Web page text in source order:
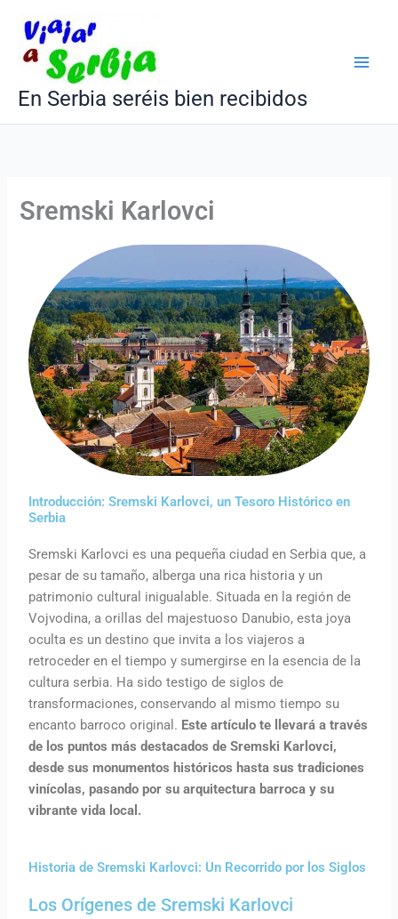
contenido
En Serbia seréis bien recibidos
Sremski Karlovci
Introducción: Sremski Karlovci, un Tesoro Histórico en
Serbia
Sremski Karlovci es una pequeña ciudad en Serbia que, a
pesar de su tamaño, alberga una rica historia y un
patrimonio cultural inigualable. Situada en la región de
Vojvodina, a orillas del majestuoso Danubio, esta joya
oculta es un destino que invita a los viajeros a
retroceder en el tiempo y sumergirse en la esencia de la
cultura serbia. Ha sido testigo de siglos de
transformaciones, conservando al mismo tiempo su
encanto barroco original. Este artículo te llevará a través
de los puntos más destacados de Sremski Karlovci,
desde sus monumentos históricos hasta sus tradiciones
vinícolas, pasando por su arquitectura barroca y su
vibrante vida local.
Historia de Sremski Karlovci: Un Recorrido por los Siglos
Los Orígenes de Sremski Karlovci